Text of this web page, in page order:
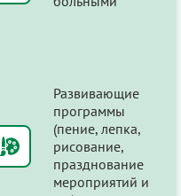
Развивающие
программы
(пение, лепка,
рисование,
празднование
мероприятий и